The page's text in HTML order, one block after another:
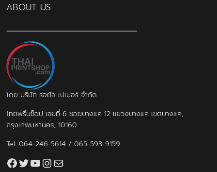
ขนาดกล่อง และจำนวนสั่งผลิต
ABOUT US
โดย บริษัท รอยัล เปเปอร์ จำกัด
ไทยพริ้นช็อป เลขที่ 6 ซอยบางแค 12 แขวงบางแค เขตบางแค,
กรุงเทพมหานคร, 10160
Tel.064-246-5614 /065-593-9159
Facebook
Twitter
YouTube
Instagram
thaiprintshop.aw@gmail.com